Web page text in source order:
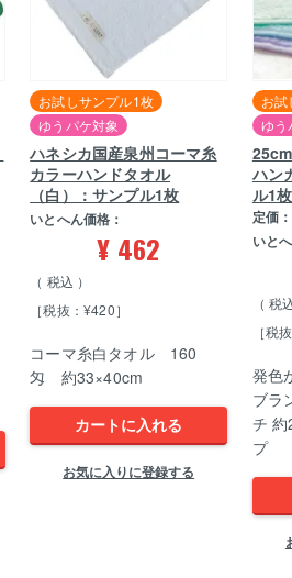
お試しサンプル1枚
ゆうパケ対象
ハネシカ国産泉州コーマ糸
カラーハンドタオル
（白）：サンプル1枚
いとへん価格：
¥ 462
税込
［税抜：¥420］
コーマ糸白タオル 160
匁 約33×40cm
カートに入れる
お気に入りに登録する
お
ゆう
ハン
ル1枚
定価：
いと
税
［税
発色
ブラ
チ
プ